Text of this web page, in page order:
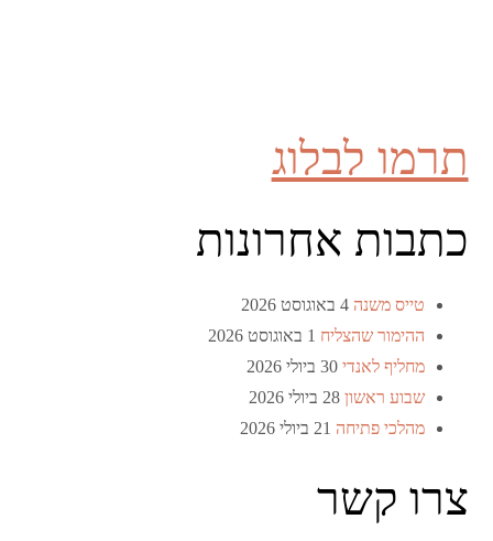
תרמו לבלוג
כתבות אחרונות
טייס משנה 4 באוגוסט 2026
ההימור שהצליח 1 באוגוסט 2026
מחליף לאנדי 30 ביולי 2026
שבוע ראשון 28 ביולי 2026
מהלכי פתיחה 21 ביולי 2026
צרו קשר